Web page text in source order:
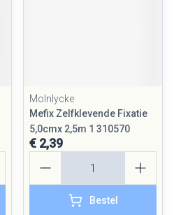
Molnlycke
Mefix Zelfklevende Fixatie
5,0cmx 2,5m 1 310570
€ 2,39
Bestel